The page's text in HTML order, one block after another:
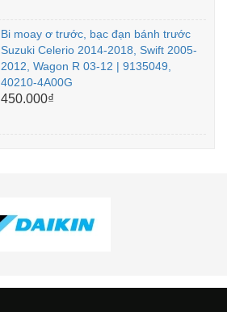
Bi moay ơ trước, bạc đạn bánh trước
Suzuki Celerio 2014-2018, Swift 2005-
2012, Wagon R 03-12 | 9135049,
40210-4A00G
450.000₫